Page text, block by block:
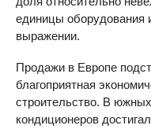
единицы оборудования
выражении.
Продажи в Европе
благоприятная
строительство. В
кондиционеров